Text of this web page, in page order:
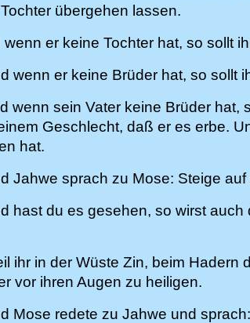
übergehen lassen.
wenn er keine Tochter hat, so sollt
wenn er keine Brüder hat, so sollt
wenn sein Vater keine Brüder
Geschlecht, daß er es erbe.
hat.
Jahwe sprach zu Mose: Steige
hast du es gesehen, so wirst
ihr in der Wüste Zin, beim
vor ihren Augen zu heiligen.
Mose redete zu Jahwe und sprach: